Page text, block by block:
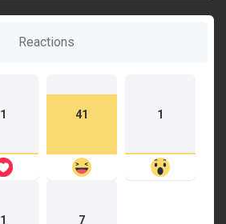
Reactions
1 41 1
1 7